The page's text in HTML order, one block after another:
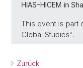
HIAS-HICEM in
This event is part
Global Studies".
Zurück